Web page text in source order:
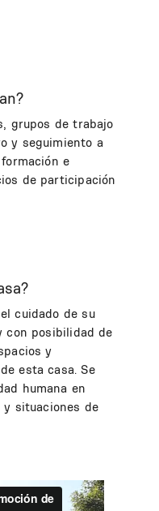
grupos de trabajo
y seguimiento a
e
de participación
cuidado de su
con posibilidad de
y
esta casa. Se
humana en
situaciones de